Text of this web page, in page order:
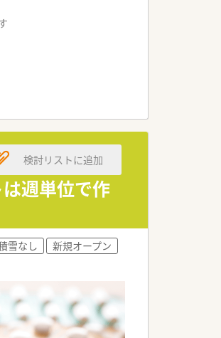
営しています
います
環境が整備されて
週単位で作
検討リストに追加
雪なし
新規オープン